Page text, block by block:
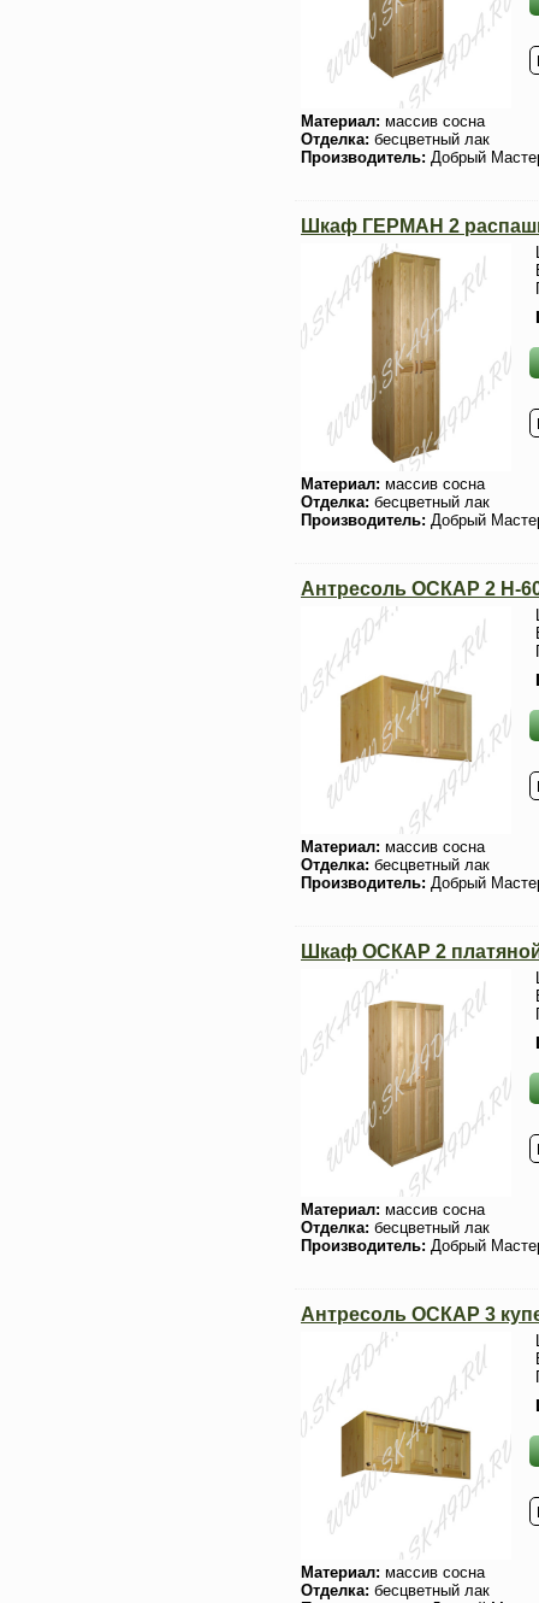
Материал: массив сосна
Отделка: бесцветный лак
Производитель: Добрый
Шкаф ГЕРМАН 2
Материал: массив сосна
Отделка: бесцветный лак
Производитель: Добрый
Антресоль ОСКАР 2 H-
Материал: массив сосна
Отделка: бесцветный лак
Производитель: Добрый
Шкаф ОСКАР 2
Материал: массив сосна
Отделка: бесцветный лак
Производитель: Добрый
Антресоль ОСКАР 3
Материал: массив сосна
Отделка: бесцветный лак